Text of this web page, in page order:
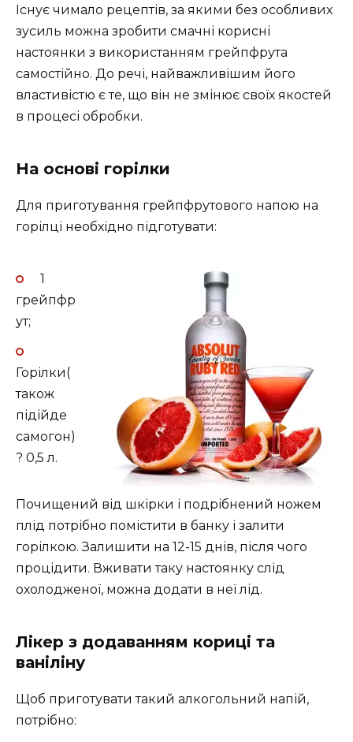
Існує чимало рецептів, за якими без особливих
зусиль можна зробити смачні корисні
настоянки з використанням грейпфрута
самостійно. До речі, найважливішим його
властивістю є те, що він не змінює своїх якостей
в процесі обробки.
На основі горілки
Для приготування грейпфрутового напою на
горілці необхідно підготувати:
1
грейпфр
ут;
Горілки(
також
підійде
самогон)
? 0,5 л.
Почищений від шкірки і подрібнений ножем
плід потрібно помістити в банку і залити
горілкою. Залишити на 12-15 днів, після чого
процідити. Вживати таку настоянку слід
охолодженої, можна додати в неї лід.
Лікер з додаванням кориці та
ваніліну
Щоб приготувати такий алкогольний напій,
потрібно: